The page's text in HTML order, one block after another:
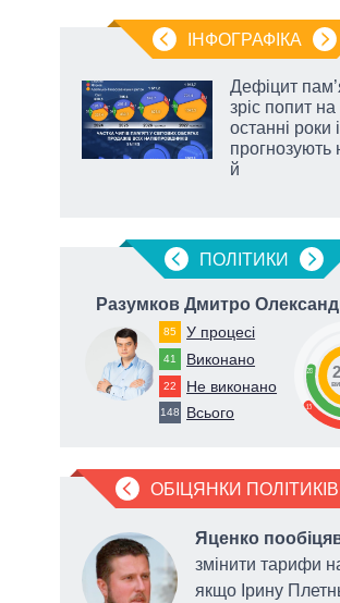
ІНФОГРАФІКА
Дефіцит
зріс попит
останні роки
прогнозують
й
ПОЛIТИКИ
Разумков Дмитро
85 У процесі
41 Виконано
22 Не виконано
148 Всього 15
28
ОБІЦЯНКИ ПОЛІТИКІВ
Яценко
змінити тарифи
якщо Ірину